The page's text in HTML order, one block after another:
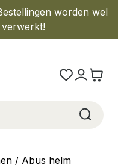
worden wel
verwerkt!
/ Abus helm